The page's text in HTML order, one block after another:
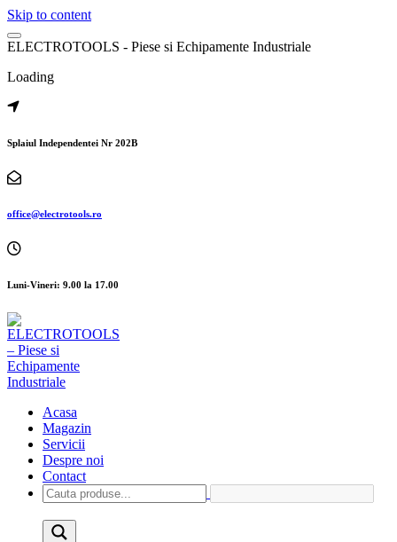
Skip to content
ELECTROTOOLS - Piese si Echipamente Industriale
Loading
Splaiul Independentei Nr 202B
office@electrotools.ro
Luni-Vineri: 9.00 la 17.00
Acasa
Magazin
Servicii
Despre noi
Contact